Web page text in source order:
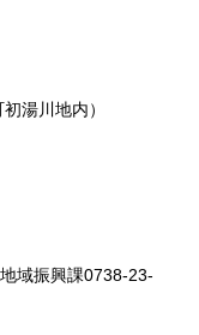
湯川地内）
域振興課0738-23-